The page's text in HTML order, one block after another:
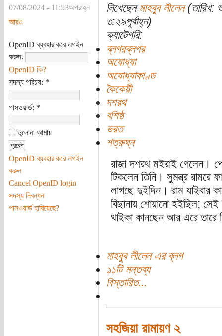
07/08/2024 - 11:53অপরাহ্ন
আরও
OpenID ব্যবহার করে লগইন
করুন:
OpenID কি?
সদস্য পরিচয়: *
পাসওয়ার্ড: *
ভুলোনা আমায়
OpenID ব্যবহার করে লগইন
করুন
Cancel OpenID login
সদস্য নিবন্ধন
পাসওয়ার্ড হারিয়েছে?
লিখেছেন মাহবুব লীলেন(তারিখ:
৩:২৯পূর্বাহ্ন)
ক্যাটেগরি:
ব্লগরব্লগর
অযোধ্যা
অযোধ্যাকাণ্ড
কৈকেয়ী
দশরথ
বশিষ্ঠ
ভরত
শত্রুঘ্ন
রাজা দশরথ মইরাই গেলেন।
টিকলেন তিনি। সুমন্ত্র
লাগছে দুইদিন। রাম যাইবার
বিছানায় শোয়ানো হইছিল; সেই
থাইকা কানছেন আর এরে তারে
মাহবুব লীলেন এর ব্লগ
১১টি মন্তব্য
বিস্তারিত...
সহজিয়া রামায়ণ ২